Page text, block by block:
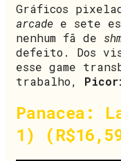
Gráficos
arcade e sete
nenhum fã de
defeito. Dos
esse game
trabalho,
Panacea:
1)